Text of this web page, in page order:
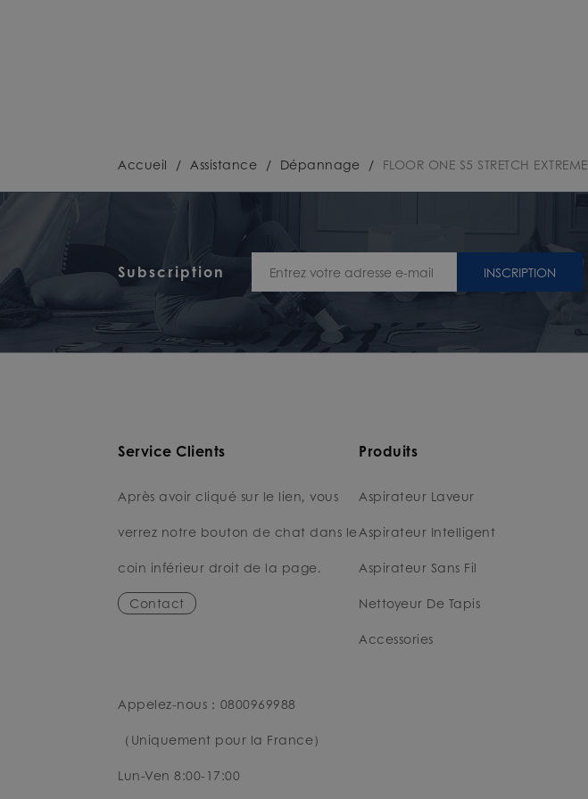
Accueil / Assistance / Dépannage / FLOOR ONE S5 STRETCH EXTREME
Subscription INSCRIPTION
Service Clients
Après avoir cliqué sur le lien, vous
verrez notre bouton de chat dans le
coin inférieur droit de la page.
Contact
Appelez-nous：0800969988
（Uniquement pour la France）
Lun-Ven 8:00-17:00
Produits
Aspirateur Laveur
Aspirateur Intelligent
Aspirateur Sans Fil
Nettoyeur De Tapis
Accessories